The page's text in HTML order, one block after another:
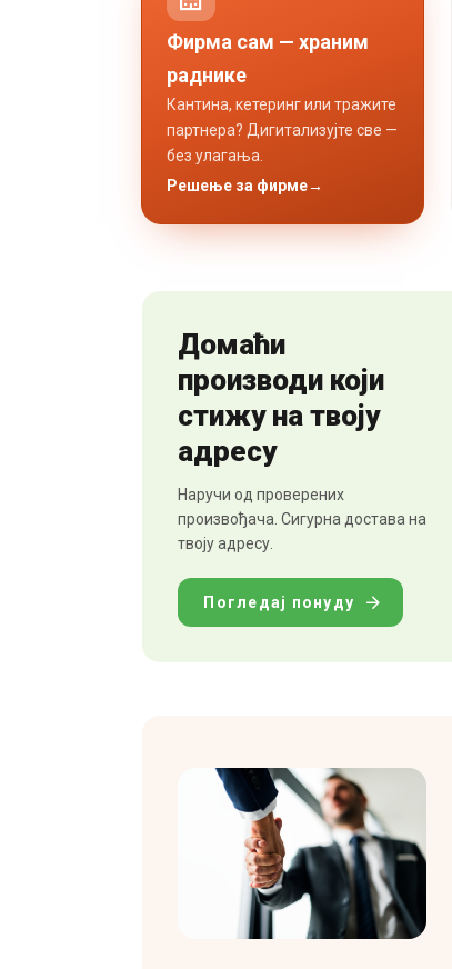
Фирма сам — храним
раднике
Кантина, кетеринг или тражите
партнера? Дигитализујте све —
без улагања.
Решење за фирме→
Домаћи
производи који
стижу на твоју
адресу
Наручи од проверених
произвођача. Сигурна достава на
твоју адресу.
Погледај понуду